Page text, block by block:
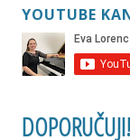
YOUTUBE
DOPORUČUJI!